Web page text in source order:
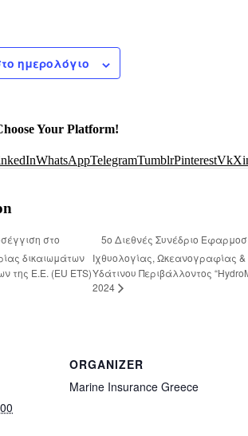
ημερολόγιο
Your Platform!
WhatsAppTelegramTumblrPinterestVk
στο
δικαιωμάτων
της Ε.Ε. (ΕU ETS)
5ο Διεθνές Συνέδριο
Ιχθυολογίας, Ωκεανογραφίας &
Υδάτινου Περιβάλλοντος
2024
ORGANIZER
Marine Insurance Greece